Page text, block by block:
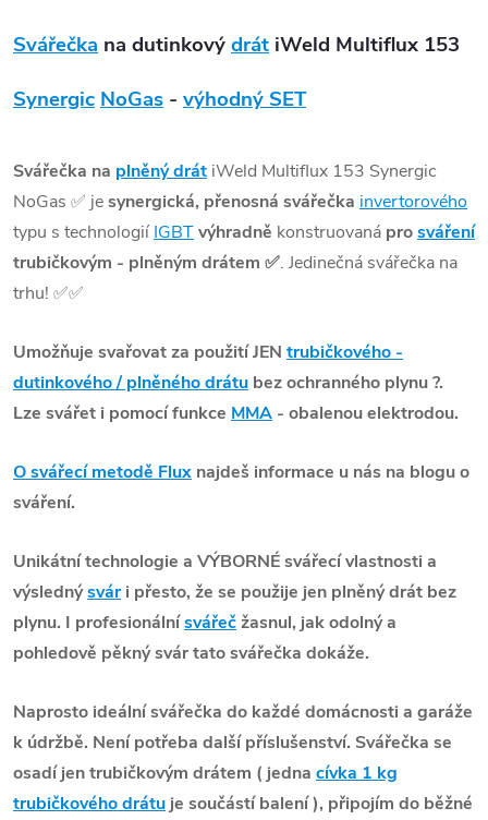
Svářečka na dutinkovýdrát iWeld Multiflux 153
SynergicNoGas - výhodný SET
Svářečka na plněný drát iWeld Multiflux 153 Synergic
NoGas ✅ jesynergická, přenosná svářečka invertorového
typu s technologií IGBTvýhradně konstruovaná prosváření
trubičkovým - plněným drátem ✅. Jedinečná svářečka na
trhu! ✅✅
Umožňuje svařovatza použitíJEN trubičkového -
dutinkového / plněného drátu bez ochranného plynu ?.
Lze svářet i pomocí funkce MMA - obalenou elektrodou.
O svářecí metodě Flux najdeš informace u nás na blogu o
sváření.
Unikátní technologie a VÝBORNÉ svářecí vlastnosti a
výslednýsvári přesto, že se použije jen plněný drát bez
plynu. I profesionálnísvářečžasnul, jak odolný a
pohledově pěkný svár tato svářečka dokáže.
Naprosto ideální svářečka do každé domácnosti a garáže
k údržbě. Není potřeba další příslušenství. Svářečka se
osadí jen trubičkovým drátem ( jedna cívka 1 kg
trubičkového drátu je součástí balení ), připojím do běžné